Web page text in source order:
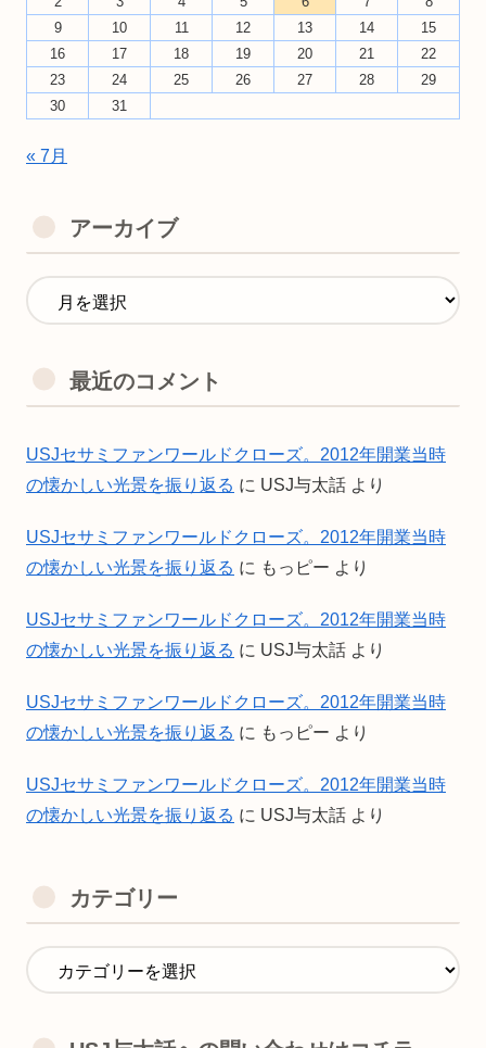
9
10 11 12 13 14
15
16
17 18 19 20 21
22
23
24 25 26 27 28
29
30
31
« 7月
アーカイブ
最近のコメント
USJセサミファンワールドクローズ。2012年開業当時
の懐かしい光景を振り返る に USJ与太話 より
USJセサミファンワールドクローズ。2012年開業当時
の懐かしい光景を振り返る に もっピー より
USJセサミファンワールドクローズ。2012年開業当時
の懐かしい光景を振り返る に USJ与太話 より
USJセサミファンワールドクローズ。2012年開業当時
の懐かしい光景を振り返る に もっピー より
USJセサミファンワールドクローズ。2012年開業当時
の懐かしい光景を振り返る に USJ与太話 より
カテゴリー